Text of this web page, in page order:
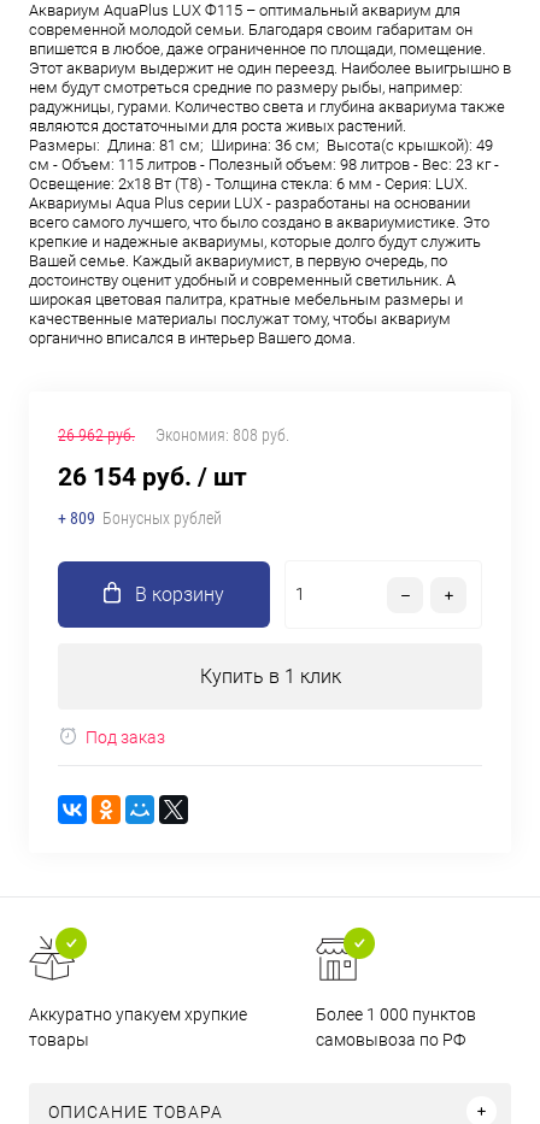
Аквариум AquaPlus LUX Ф115 – оптимальный аквариум для
современной молодой семьи. Благодаря своим габаритам он
впишется в любое, даже ограниченное по площади, помещение.
Этот аквариум выдержит не один переезд. Наиболее выигрышно в
нем будут смотреться средние по размеру рыбы, например:
радужницы, гурами. Количество света и глубина аквариума также
являются достаточными для роста живых растений.
Размеры: Длина: 81 см; Ширина: 36 см; Высота(с крышкой): 49
см - Объем: 115 литров - Полезный объем: 98 литров - Вес: 23 кг -
Освещение: 2х18 Вт (Т8) - Толщина стекла: 6 мм - Серия: LUX.
Аквариумы Aqua Plus серии LUX - разработаны на основании
всего самого лучшего, что было создано в аквариумистике. Это
крепкие и надежные аквариумы, которые долго будут служить
Вашей семье. Каждый аквариумист, в первую очередь, по
достоинству оценит удобный и современный светильник. А
широкая цветовая палитра, кратные мебельным размеры и
качественные материалы послужат тому, чтобы аквариум
органично вписался в интерьер Вашего дома.
26 962 руб. Экономия: 808 руб.
26 154 руб. / шт
+ 809 Бонусных рублей
В корзину
Купить в 1 клик
Под заказ
Аккуратно упакуем хрупкие
товары
Более 1 000 пунктов
самовывоза по РФ
ОПИСАНИЕ ТОВАРА